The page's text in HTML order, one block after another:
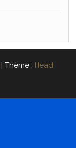
| Thème : Head